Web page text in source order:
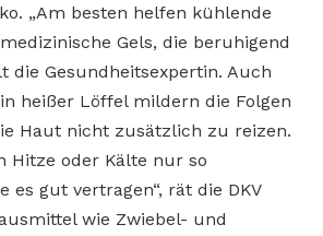
„Am besten helfen kühlende
Gels, die beruhigend
die Gesundheitsexpertin. Auch
heißer Löffel mildern die Folgen
Haut nicht zusätzlich zu reizen.
Hitze oder Kälte nur so
es gut vertragen“, rät die DKV
wie Zwiebel- und